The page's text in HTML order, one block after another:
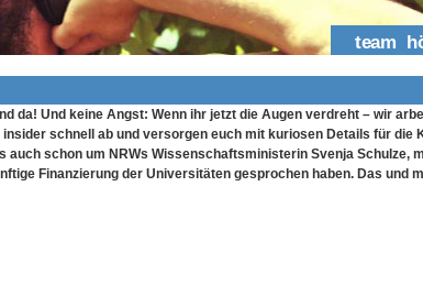
team
da! Und keine Angst: Wenn ihr jetzt die Augen verdreht – wir
insider schnell ab und versorgen euch mit kuriosen Details für die
auch schon um NRWs Wissenschaftsministerin Svenja Schulze,
Finanzierung der Universitäten gesprochen haben. Das und